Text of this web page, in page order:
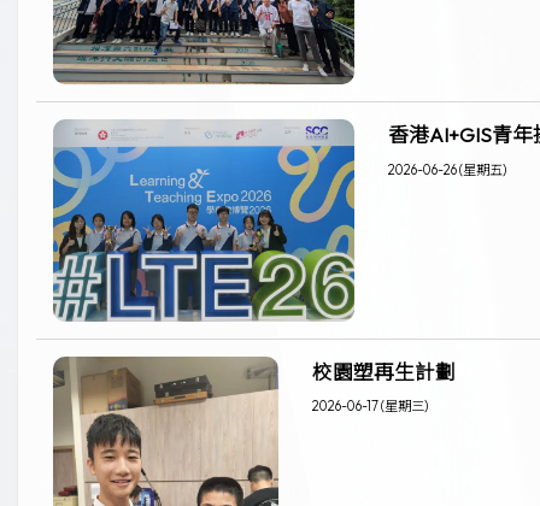
香港AI+GIS青
2026-06-26 (星期五)
校園塑再生計劃
2026-06-17 (星期三)